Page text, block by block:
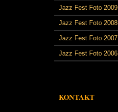
Jazz Fest Foto 2009
Jazz Fest Foto 2008
Jazz Fest Foto 2007
Jazz Fest Foto 2006
KONTAKT